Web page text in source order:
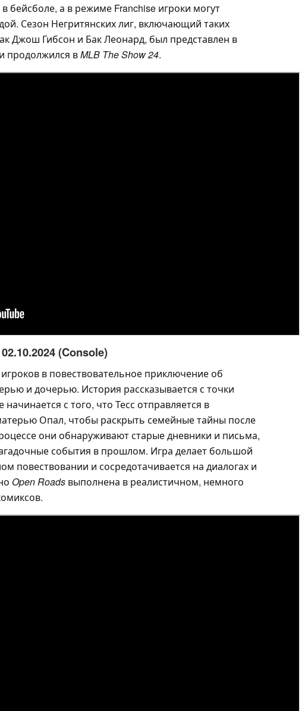
бейсболе, а в режиме Franchise игроки могут
Сезон Негритянских лиг, включающий таких
Джош Гибсон и Бак Леонард, был представлен в
продолжился вMLB The Show 24.
(Console)
в повествовательное приключение об
и дочерью. История рассказывается с точки
начинается с того, что Тесс отправляется в
Опал, чтобы раскрыть семейные тайны после
они обнаруживают старые дневники и письма,
события в прошлом. Игра делает большой
повествовании и сосредотачивается на диалогах и
Open Roads выполнена в реалистичном, немного